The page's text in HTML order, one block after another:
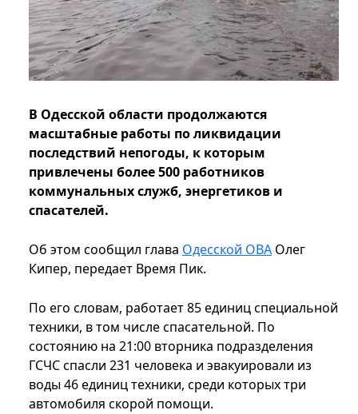
В Одесской области продолжаются
масштабные работы по ликвидации
последствий непогоды, к которым
привлечены более 500 работников
коммунальных служб, энергетиков и
спасателей.
Об этом сообщил глава Одесской ОВА Олег
Кипер, передает Время Пик.
По его словам, работает 85 единиц специальной
техники, в том числе спасательной. По
состоянию на 21:00 вторника подразделения
ГСЧС спасли 231 человека и эвакуировали из
воды 46 единиц техники, среди которых три
автомобиля скорой помощи.